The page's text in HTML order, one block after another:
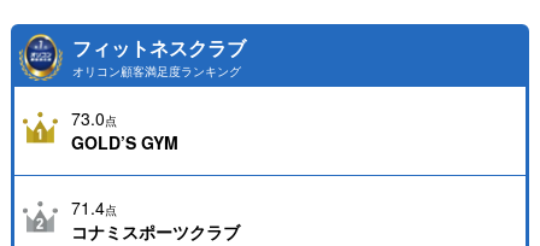
フィットネスクラブ
オリコン顧客満足度ランキング
73.0点
GOLD’S GYM
71.4点
コナミスポーツクラブ